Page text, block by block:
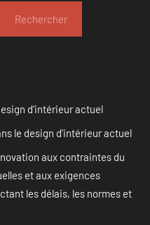
Rechercher
d’intérieur actuel
le design d’intérieur actuel
aux contraintes du
et aux exigences
les délais, les normes et